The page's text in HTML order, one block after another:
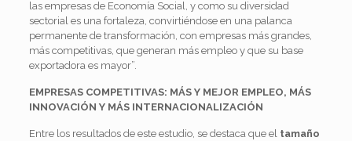
las empresas de Economía Social, y como su diversidad
sectorial es una fortaleza, convirtiéndose en una palanca
permanente de transformación, con empresas más grandes,
más competitivas, que generan más empleo y que su base
exportadora es mayor”.
EMPRESAS COMPETITIVAS: MÁS Y MEJOR EMPLEO, MÁS
INNOVACIÓN Y MÁS INTERNACIONALIZACIÓN
Entre los resultados de este estudio, se destaca que el tamaño